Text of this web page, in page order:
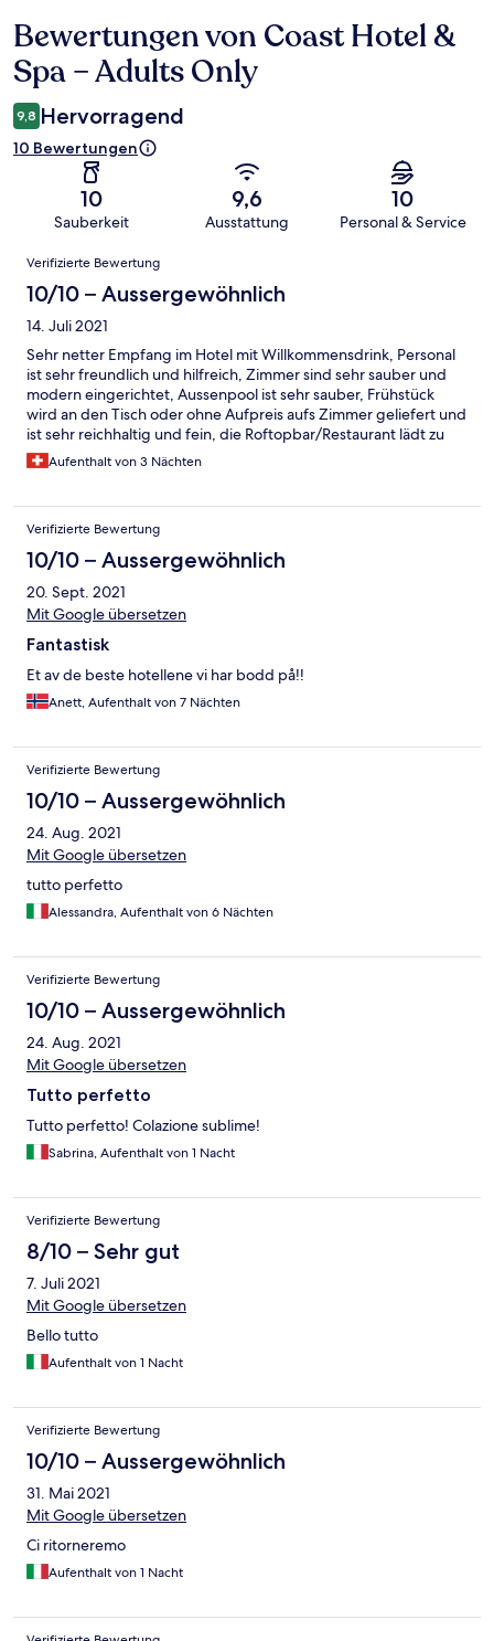
Bewertungen
Bewertungen von Coast Hotel &
Spa – Adults Only
9,8 Hervorragend
10 Bewertungen
10
Sauberkeit
9,6
Ausstattung
10
Personal & Service
Bewertungen
Verifizierte Bewertung
10/10 – Aussergewöhnlich
14. Juli 2021
Sehr netter Empfang im Hotel mit Willkommensdrink, Personal
ist sehr freundlich und hilfreich, Zimmer sind sehr sauber und
modern eingerichtet, Aussenpool ist sehr sauber, Frühstück
wird an den Tisch oder ohne Aufpreis aufs Zimmer geliefert und
ist sehr reichhaltig und fein, die Roftopbar/Restaurant lädt zu
einem schönen Abend über den Dächern von Cervia ein. Cervia
und das Hotel waren eine super Entscheidung! Alles in allem
Aufenthalt von 3 Nächten
Verifizierte Bewertung
10/10 – Aussergewöhnlich
20. Sept. 2021
Mit Google übersetzen
Fantastisk
Et av de beste hotellene vi har bodd på!!
Anett, Aufenthalt von 7 Nächten
Verifizierte Bewertung
10/10 – Aussergewöhnlich
24. Aug. 2021
Mit Google übersetzen
tutto perfetto
Alessandra, Aufenthalt von 6 Nächten
Verifizierte Bewertung
10/10 – Aussergewöhnlich
24. Aug. 2021
Mit Google übersetzen
Tutto perfetto
Tutto perfetto! Colazione sublime!
Sabrina, Aufenthalt von 1 Nacht
Verifizierte Bewertung
8/10 – Sehr gut
7. Juli 2021
Mit Google übersetzen
Bello tutto
Aufenthalt von 1 Nacht
Verifizierte Bewertung
10/10 – Aussergewöhnlich
31. Mai 2021
Mit Google übersetzen
Ci ritorneremo
Aufenthalt von 1 Nacht